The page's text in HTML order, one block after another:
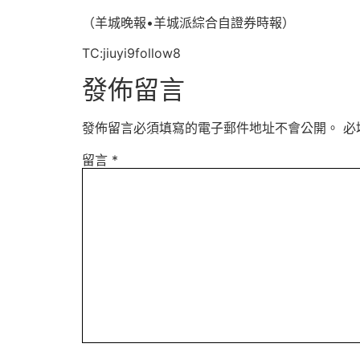
（羊城晚報•羊城派綜合自證券時報）
TC:jiuyi9follow8
發佈留言
發佈留言必須填寫的電子郵件地址不會公開。 必
留言 *